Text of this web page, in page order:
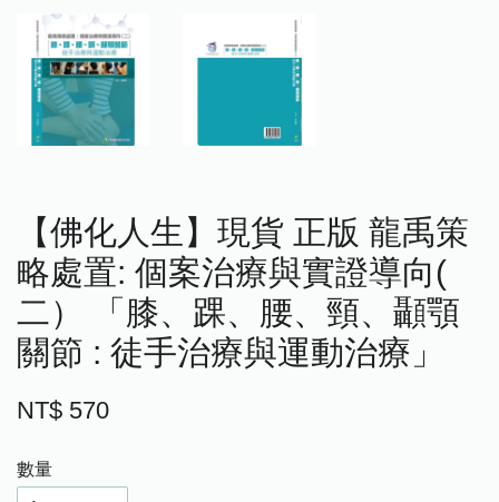
【佛化人生】現貨 正版 龍禹策
略處置: 個案治療與實證導向(
二） 「膝、踝、腰、頸、顳顎
關節 : 徒手治療與運動治療」
NT$ 570
數量